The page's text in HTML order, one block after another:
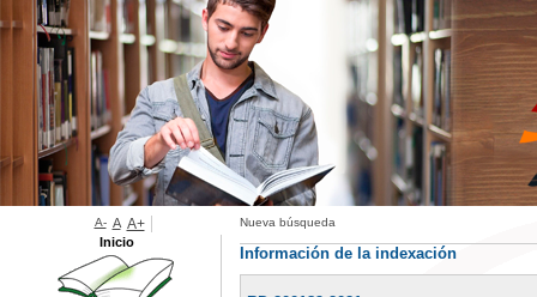
Nueva búsqueda
Información de la indexación
A- A A+
Inicio